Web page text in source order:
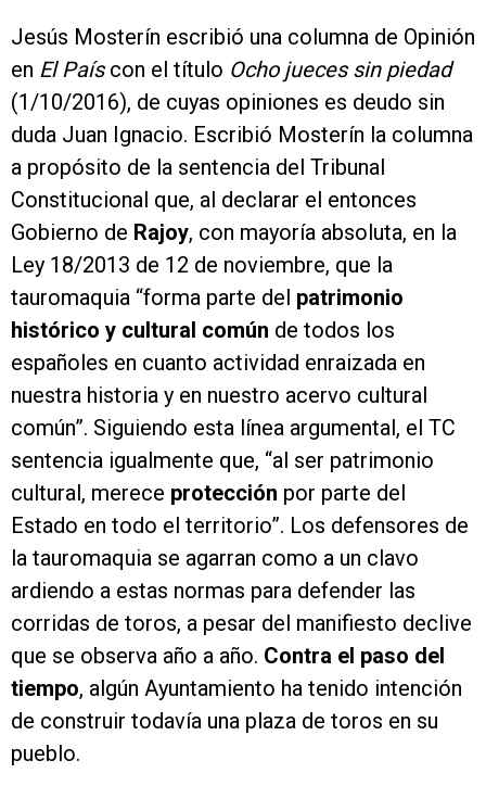
Jesús Mosterín escribió una columna de Opinión
en El Paíscon el título Ocho jueces sin piedad
(1/10/2016), de cuyas opiniones es deudo sin
duda Juan Ignacio. Escribió Mosterín la columna
a propósito de la sentencia del Tribunal
Constitucional que, al declarar el entonces
Gobierno de Rajoy, con mayoría absoluta, en la
Ley 18/2013 de 12 de noviembre, que la
tauromaquia “forma parte del patrimonio
histórico y cultural común de todos los
españoles en cuanto actividad enraizada en
nuestra historia y en nuestro acervo cultural
común”. Siguiendo esta línea argumental, el TC
sentencia igualmente que, “al ser patrimonio
cultural, merece protección por parte del
Estado en todo el territorio”. Los defensores de
la tauromaquia se agarran como a un clavo
ardiendo a estas normas para defender las
corridas de toros, a pesar del manifiesto declive
que se observa año a año. Contra el paso del
tiempo, algún Ayuntamiento ha tenido intención
de construir todavía una plaza de toros en su
pueblo.